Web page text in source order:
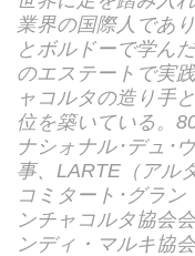
業界の国際人であ
とボルドーで学ん
のエステートで実
ャコルタの造り手
位を築いている。
ナシォナル･デュ･
事、LARTE（アル
コミタート･グラ
ンチャコルタ協会
ンディ・マルキ協